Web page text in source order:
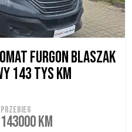
FURGON BLASZAK
143 TYS KM
PRZEBIEG
143000 KM